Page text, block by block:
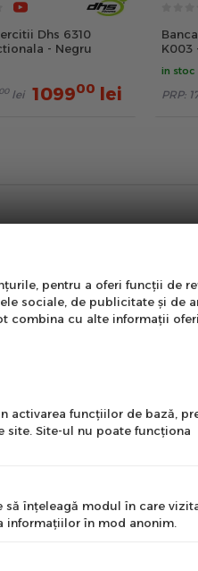
Dhs 6310
- Negru
lei 109900 lei
K003
in stoc
PRP:
fitness precum banci
Exista o serie de
sa iti gestionezi bine
fizice bune, ajuta
mentii o greutate
lor principale, ne
sau banca
de facut abdomene daca
fizice. Banca de
redusa asupra
fitness superior bancii de
multifunctionala
pentru a oferi funcții de
sociale, de publicitate și de
combina cu alte informații
activarea funcţiilor de bază,
site. Site-ul nu poate funcţiona
înţeleagă modul în care
informaţiilor în mod anonim.